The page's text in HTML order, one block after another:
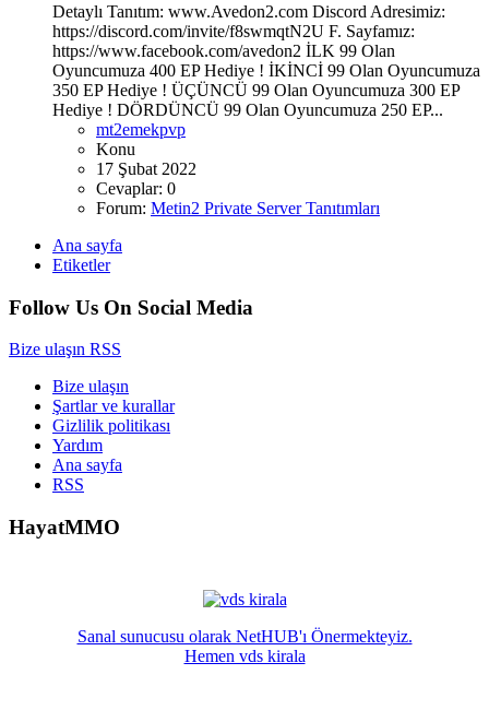
Detaylı Tanıtım: www.Avedon2.com Discord Adresimiz:
https://discord.com/invite/f8swmqtN2U F. Sayfamız:
https://www.facebook.com/avedon2 İLK 99 Olan
Oyuncumuza 400 EP Hediye ! İKİNCİ 99 Olan Oyuncumuza
350 EP Hediye ! ÜÇÜNCÜ 99 Olan Oyuncumuza 300 EP
Hediye ! DÖRDÜNCÜ 99 Olan Oyuncumuza 250 EP...
mt2emekpvp
Konu
17 Şubat 2022
Cevaplar: 0
Forum: Metin2 Private Server Tanıtımları
Ana sayfa
Etiketler
Follow Us On Social Media
Bize ulaşın RSS
Bize ulaşın
Şartlar ve kurallar
Gizlilik politikası
Yardım
Ana sayfa
RSS
HayatMMO
Sanal sunucusu olarak NetHUB'ı Önermekteyiz.
Hemen vds kirala